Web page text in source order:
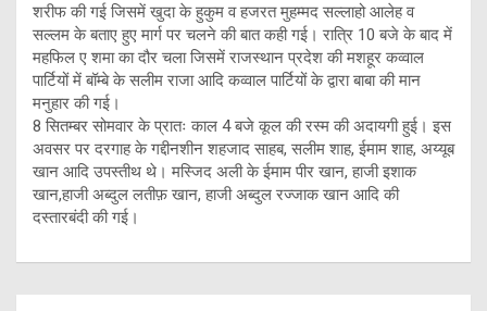
शरीफ की गई जिसमें खुदा के हुकुम व हजरत मुहम्मद सल्लाहो आलेह व
सल्लम के बताए हुए मार्ग पर चलने की बात कही गई। रात्रि 10 बजे के बाद में
महफिल ए शमा का दौर चला जिसमें राजस्थान प्रदेश की मशहूर कव्वाल
पार्टियों में बॉम्बे के सलीम राजा आदि कव्वाल पार्टियों के द्वारा बाबा की मान
मनुहार की गई।
8 सितम्बर सोमवार के प्रातः काल 4 बजे कूल की रस्म की अदायगी हुई। इस
अवसर पर दरगाह के गद्दीनशीन शहजाद साहब, सलीम शाह, ईमाम शाह, अय्यूब
खान आदि उपस्तीथ थे। मस्जिद अली के ईमाम पीर खान, हाजी इशाक
खान,हाजी अब्दुल लतीफ़ खान, हाजी अब्दुल रज्जाक खान आदि की
दस्तारबंदी की गई।